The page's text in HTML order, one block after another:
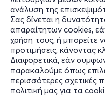
ανάλυση της
Σας δίνεται η
απαραίτητων cookies,
χρήση τους, ή μπορείτε
προτιμήσεις, κάνοντας
Διαφορετικά, εάν
παρακαλούμε όπως
περισσότερες σχετικές
πολιτική μας για τα
Πληροφορίες
Υποστήριξη
Stay Connected